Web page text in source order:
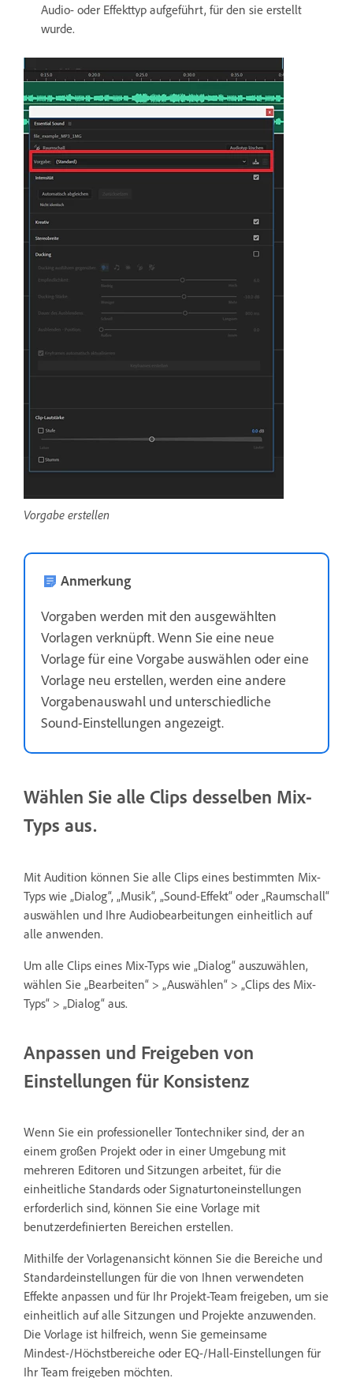
Audio- oder Effekttyp aufgeführt, für den sie erstellt
wurde.
Vorgabe erstellen
Anmerkung
Vorgaben werden mit den ausgewählten
Vorlagen verknüpft. Wenn Sie eine neue
Vorlage für eine Vorgabe auswählen oder eine
Vorlage neu erstellen, werden eine andere
Vorgabenauswahl und unterschiedliche
Sound-Einstellungen angezeigt.
Wählen Sie alle Clips desselben Mix-
Typs aus.
Mit Audition können Sie alle Clips eines bestimmten Mix-
Typs wie „Dialog“, „Musik“, „Sound-Effekt“ oder „Raumschall“
auswählen und Ihre Audiobearbeitungen einheitlich auf
alle anwenden.
Um alle Clips eines Mix-Typs wie „Dialog“ auszuwählen,
wählen Sie „Bearbeiten“ > „Auswählen“ > „Clips des Mix-
Typs“ > „Dialog“ aus.
Anpassen und Freigeben von
Einstellungen für Konsistenz
Wenn Sie ein professioneller Tontechniker sind, der an
einem großen Projekt oder in einer Umgebung mit
mehreren Editoren und Sitzungen arbeitet, für die
einheitliche Standards oder Signaturtoneinstellungen
erforderlich sind, können Sie eine Vorlage mit
benutzerdefinierten Bereichen erstellen.
Mithilfe der Vorlagenansicht können Sie die Bereiche und
Standardeinstellungen für die von Ihnen verwendeten
Effekte anpassen und für Ihr Projekt-Team freigeben, um sie
einheitlich auf alle Sitzungen und Projekte anzuwenden.
Die Vorlage ist hilfreich, wenn Sie gemeinsame
Mindest-/Höchstbereiche oder EQ-/Hall-Einstellungen für
Ihr Team freigeben möchten.